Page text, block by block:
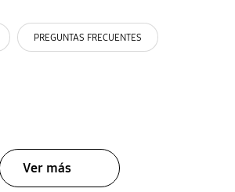
PREGUNTAS FRECUENTES
Ver más